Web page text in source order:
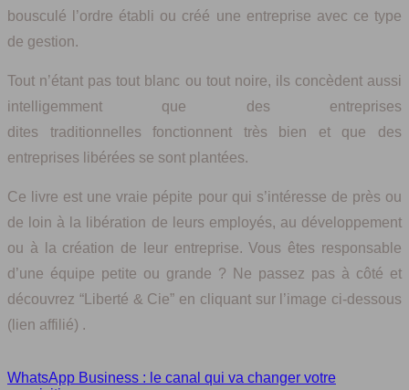
bousculé l’ordre établi ou créé une entreprise avec ce type
de gestion.
Tout n’étant pas tout blanc ou tout noire, ils concèdent aussi
intelligemment que des entreprises
dites traditionnelles fonctionnent très bien et que des
entreprises libérées se sont plantées.
Ce livre est une vraie pépite pour qui s’intéresse de près ou
de loin à la libération de leurs employés, au développement
ou à la création de leur entreprise. Vous êtes responsable
d’une équipe petite ou grande ? Ne passez pas à côté et
découvrez “Liberté & Cie” en cliquant sur l’image ci-dessous
(lien affilié) .
WhatsApp Business : le canal qui va changer votre